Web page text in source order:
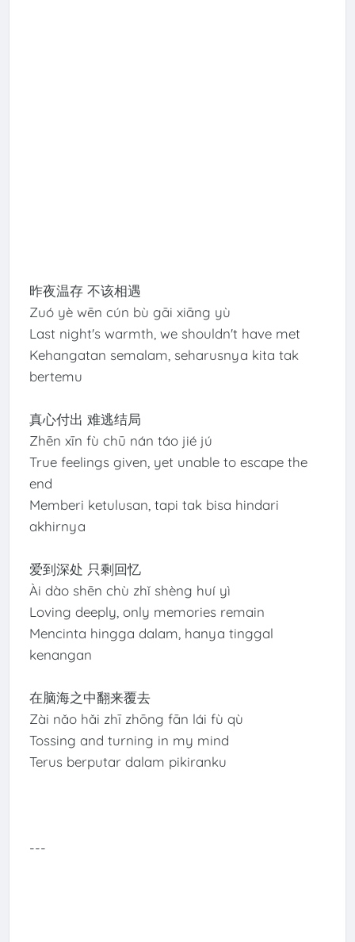
昨夜温存 不该相遇
Zuó yè wēn cún bù gāi xiāng yù
Last night's warmth, we shouldn't have met
Kehangatan semalam, seharusnya kita tak
bertemu
真心付出 难逃结局
Zhēn xīn fù chū nán táo jié jú
True feelings given, yet unable to escape the
end
Memberi ketulusan, tapi tak bisa hindari
akhirnya
爱到深处 只剩回忆
Ài dào shēn chù zhǐ shèng huí yì
Loving deeply, only memories remain
Mencinta hingga dalam, hanya tinggal
kenangan
在脑海之中翻来覆去
Zài nǎo hǎi zhī zhōng fān lái fù qù
Tossing and turning in my mind
Terus berputar dalam pikiranku
---